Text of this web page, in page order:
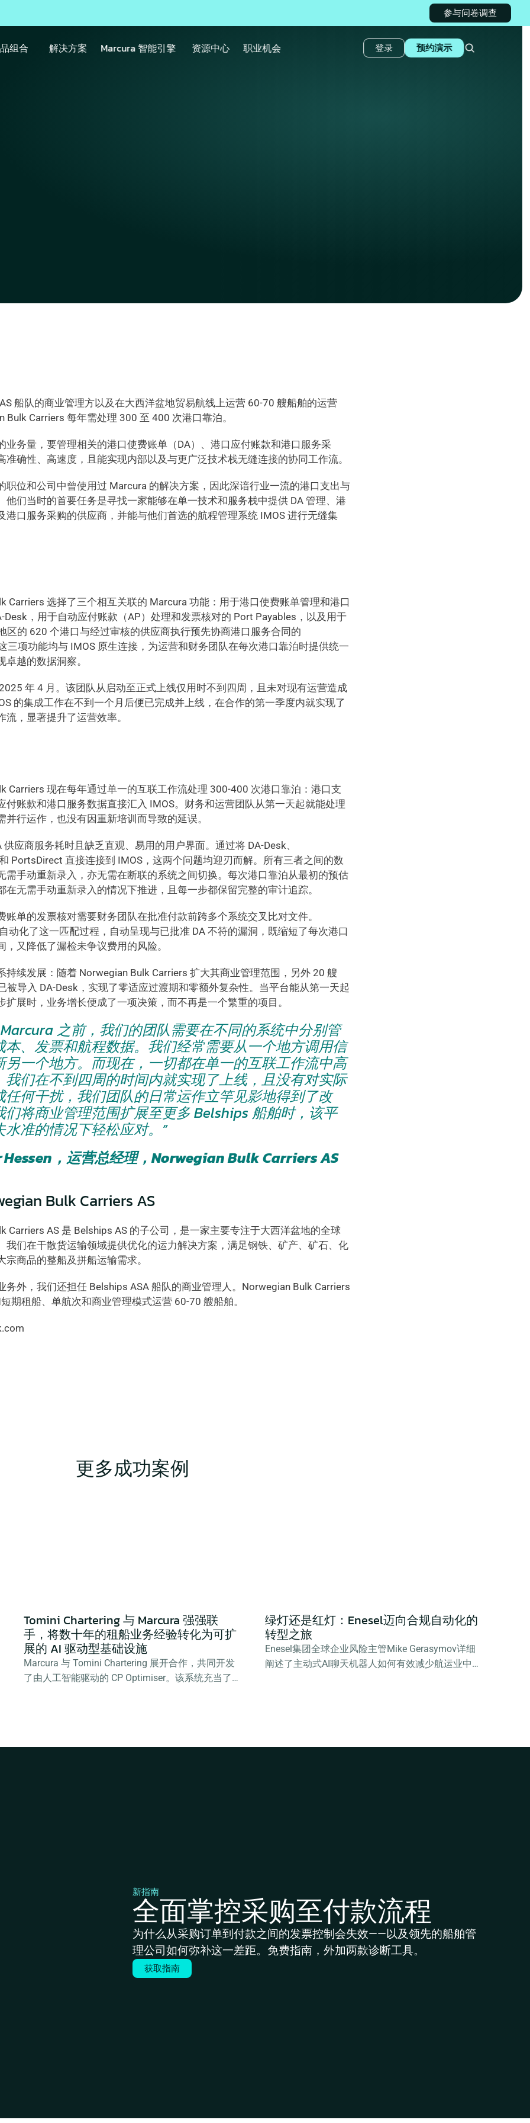
参与问卷调查
船队的商业管理方以及在大西洋盆地贸易航线上运营 60-70 艘船舶的运营
Bulk Carriers 每年需处理 300 至 400 次港口靠泊。
业务量，要管理相关的港口使费账单（DA）、港口应付账款和港口服务采
准确性、高速度，且能实现内部以及与更广泛技术栈无缝连接的协同工作流。
职位和公司中曾使用过 Marcura 的解决方案，因此深谙行业一流的港口支出与
他们当时的首要任务是寻找一家能够在单一技术和服务栈中提供 DA 管理、港
港口服务采购的供应商，并能与他们首选的航程管理系统 IMOS 进行无缝集
Carriers 选择了三个相互关联的 Marcura 功能：用于港口使费账单管理和港口
Desk，用于自动应付账款（AP）处理和发票核对的 Port Payables，以及用于
区的 620 个港口与经过审核的供应商执行预先协商港口服务合同的
三项功能均与 IMOS 原生连接，为运营和财务团队在每次港口靠泊时提供统一
卓越的数据洞察。
年 4 月。该团队从启动至正式上线仅用时不到四周，且未对现有运营造成
的集成工作在不到一个月后便已完成并上线，在合作的第一季度内就实现了
流，显著提升了运营效率。
Carriers 现在每年通过单一的互联工作流处理 300-400 次港口靠泊：港口支
付账款和港口服务数据直接汇入 IMOS。财务和运营团队从第一天起就能处理
并行运作，也没有因重新培训而导致的延误。
供应商服务耗时且缺乏直观、易用的用户界面。通过将 DA-Desk、
PortsDirect 直接连接到 IMOS，这两个问题均迎刃而解。所有三者之间的数
需手动重新录入，亦无需在断联的系统之间切换。每次港口靠泊从最初的预估
在无需手动重新录入的情况下推进，且每一步都保留完整的审计追踪。
账单的发票核对需要财务团队在批准付款前跨多个系统交叉比对文件。
动化了这一匹配过程，自动呈现与已批准 DA 不符的漏洞，既缩短了每次港口
，又降低了漏检未争议费用的风险。
持续发展：随着 Norwegian Bulk Carriers 扩大其商业管理范围，另外 20 艘
被导入 DA-Desk，实现了零适应过渡期和零额外复杂性。当平台能从第一天起
扩展时，业务增长便成了一项决策，而不再是一个繁重的项目。
之前，我们的团队需要在不同的系统中分别管
本、发票和航程数据。我们经常需要从一个地方调用信
另一个地方。而现在，一切都在单一的互联工作流中高
我们在不到四周的时间内就实现了上线，且没有对实际
任何干扰，我们团队的日常运作立竿见影地得到了改
们将商业管理范围扩展至更多 Belships 船舶时，该平
水准的情况下轻松应对。”
，运营总经理，Norwegian Bulk Carriers AS
Bulk Carriers AS
Carriers AS 是 Belships AS 的子公司，是一家主要专注于大西洋盆地的全球
我们在干散货运输领域提供优化的运力解决方案，满足钢铁、矿产、矿石、化
宗商品的整船及拼船运输需求。
务外，我们还担任 Belships ASA 船队的商业管理人。Norwegian Bulk Carriers
期租船、单航次和商业管理模式运营 60-70 艘船舶。
更多成功案例
Tomini Chartering 与 Marcura 强强联
手，将数十年的租船业务经验转化为可扩
展的 AI 驱动型基础设施
Marcura 与 Tomini Chartering 展开合作，共同开发
了由人工智能驱动的 CP Optimiser。该系统充当了企
绿灯还是红灯：Enesel迈向合规自动化的
转型之旅
Enesel集团全球企业风险主管Mike Gerasymov详细
阐述了主动式AI聊天机器人如何有效减少航运业中的
新指南
全面掌控采购至付款流程
为什么从采购订单到付款之间的发票控制会失效——以及领先的船舶管
理公司如何弥补这一差距。免费指南，外加两款诊断工具。
获取指南
组合 解决方案 Marcura 智能引擎 资源中心 职业机会 登录 预约演示